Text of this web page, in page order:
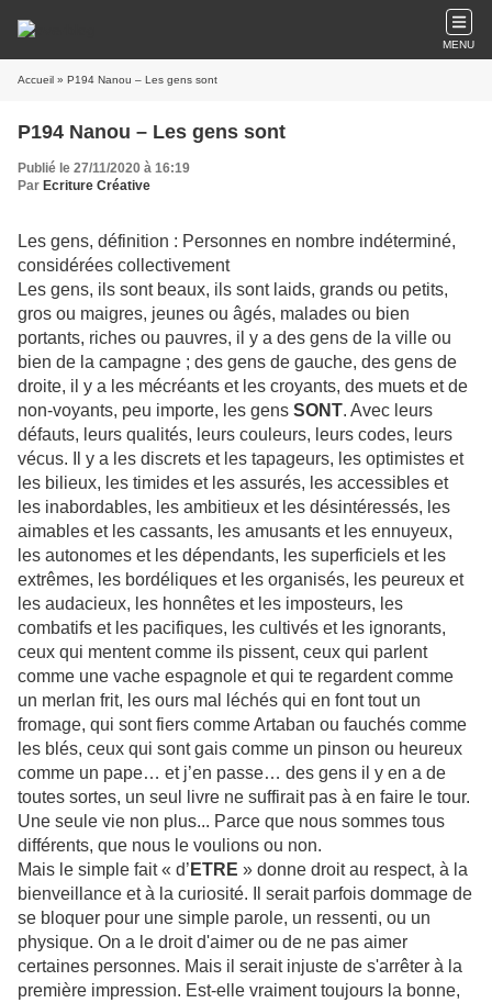
MENU
Accueil » P194 Nanou – Les gens sont
P194 Nanou – Les gens sont
Publié le 27/11/2020 à 16:19
Par Ecriture Créative
Les gens, définition : Personnes en nombre indéterminé,
considérées collectivement
Les gens, ils sont beaux, ils sont laids, grands ou petits,
gros ou maigres, jeunes ou âgés, malades ou bien
portants, riches ou pauvres, il y a des gens de la ville ou
bien de la campagne ; des gens de gauche, des gens de
droite, il y a les mécréants et les croyants, des muets et de
non-voyants, peu importe, les gens SONT. Avec leurs
défauts, leurs qualités, leurs couleurs, leurs codes, leurs
vécus. Il y a les discrets et les tapageurs, les optimistes et
les bilieux, les timides et les assurés, les accessibles et
les inabordables, les ambitieux et les désintéressés, les
aimables et les cassants, les amusants et les ennuyeux,
les autonomes et les dépendants, les superficiels et les
extrêmes, les bordéliques et les organisés, les peureux et
les audacieux, les honnêtes et les imposteurs, les
combatifs et les pacifiques, les cultivés et les ignorants,
ceux qui mentent comme ils pissent, ceux qui parlent
comme une vache espagnole et qui te regardent comme
un merlan frit, les ours mal léchés qui en font tout un
fromage, qui sont fiers comme Artaban ou fauchés comme
les blés, ceux qui sont gais comme un pinson ou heureux
comme un pape… et j’en passe… des gens il y en a de
toutes sortes, un seul livre ne suffirait pas à en faire le tour.
Une seule vie non plus... Parce que nous sommes tous
différents, que nous le voulions ou non.
Mais le simple fait « d’ ETRE » donne droit au respect, à la
bienveillance et à la curiosité. Il serait parfois dommage de
se bloquer pour une simple parole, un ressenti, ou un
physique. On a le droit d'aimer ou de ne pas aimer
certaines personnes. Mais il serait injuste de s'arrêter à la
première impression. Est-elle vraiment toujours la bonne,